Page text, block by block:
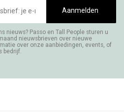
Aanmelden
nieuws? Passo en Tall People sturen u
nieuwsbrieven over nieuwe
over onze aanbiedingen, events, of
bedrijf.